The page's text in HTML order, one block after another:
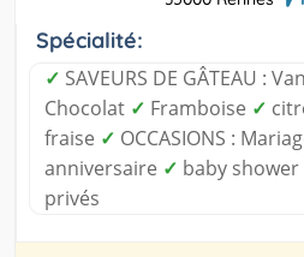
Spécialité:
✓ SAVEURS DE GÂTEAU :
Chocolat ✓ Framboise ✓
fraise ✓ OCCASIONS :
anniversaire ✓ baby shower
privés